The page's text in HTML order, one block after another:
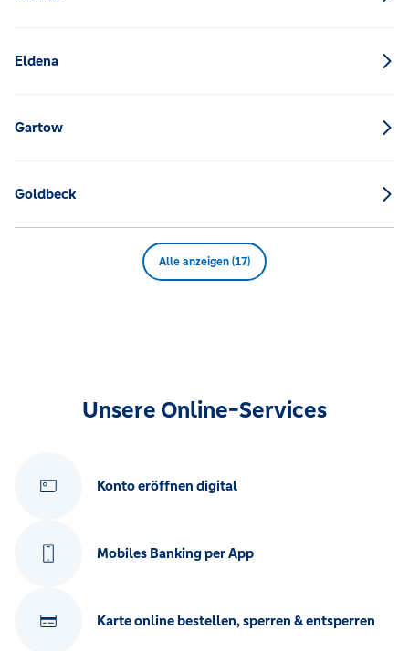
Eldena
Gartow
Goldbeck
Alle anzeigen (17)
Unsere Online-Services
Konto eröffnen digital
Mobiles Banking per App
Karte online bestellen, sperren & entsperren